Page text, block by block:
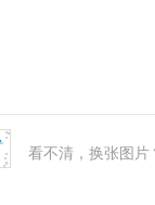
看不清，换张图片